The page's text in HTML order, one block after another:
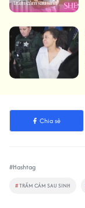
Chia sẻ
#Hashtag
#TRẦM CẢM SAU SINH